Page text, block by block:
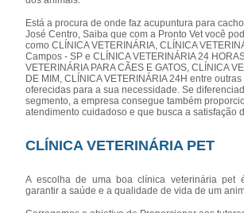
Está a procura de onde faz acupuntura para
José Centro, Saiba que com a Pronto Vet você
como CLÍNICA VETERINÁRIA, CLÍNICA
Campos - SP e CLÍNICA VETERINÁRIA 24
VETERINÁRIA PARA CÃES E GATOS, CLÍNICA
DE MIM, CLÍNICA VETERINÁRIA 24H entre
oferecidas para a sua necessidade. Se
segmento, a empresa consegue também
atendimento cuidadoso e que busca a satisfação
CLÍNICA VETERINÁRIA PET
A escolha de uma boa clínica veterinária pet
garantir a saúde e a qualidade de vida de um